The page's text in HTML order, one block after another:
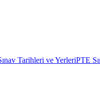
Tarihleri ve YerleriPTE